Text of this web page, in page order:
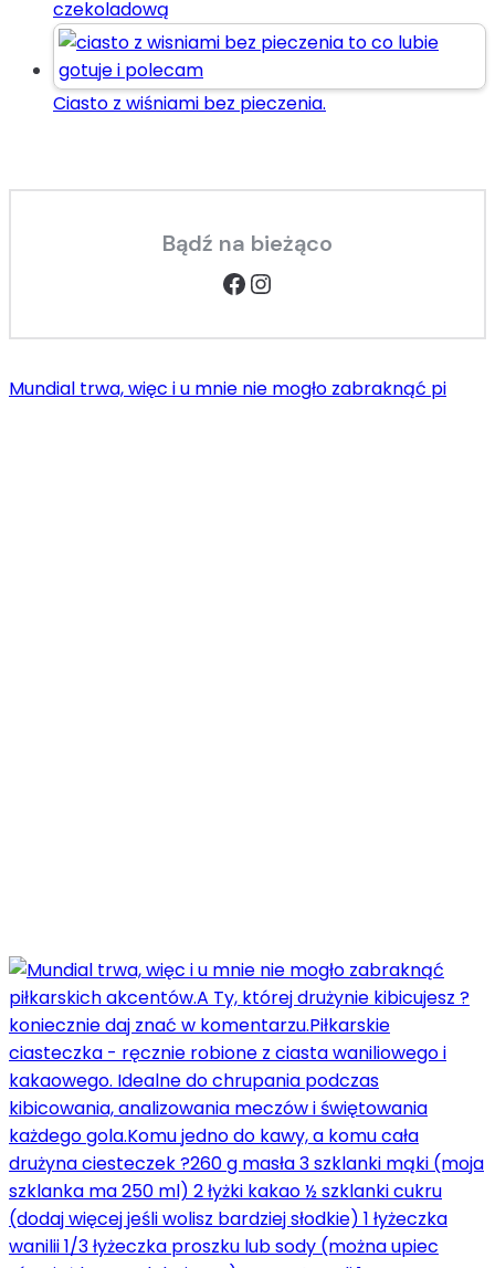
czekoladową
Ciasto z wiśniami bez pieczenia.
Bądź na bieżąco
Facebook
Instagram
Mundial trwa, więc i u mnie nie mogło zabraknąć pi